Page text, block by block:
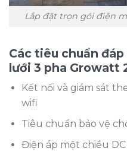
Lắp đặt trọn gói điện
Các tiêu chuẩn
lưới 3 pha Growatt
Kết nối và giám sát
wifi
Tiêu chuẩn bảo vệ
Điện áp một chiều